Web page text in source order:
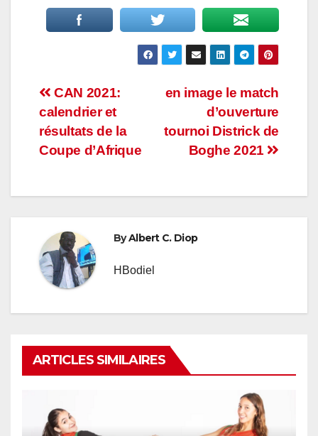
Navigation
de
l’article
en image le match
d’ouverture
tournoi Districk de
Boghe 2021
CAN 2021:
calendrier et
résultats de la
Coupe d’Afrique
ByAlbert C. Diop
HBodiel
ARTICLES SIMILAIRES